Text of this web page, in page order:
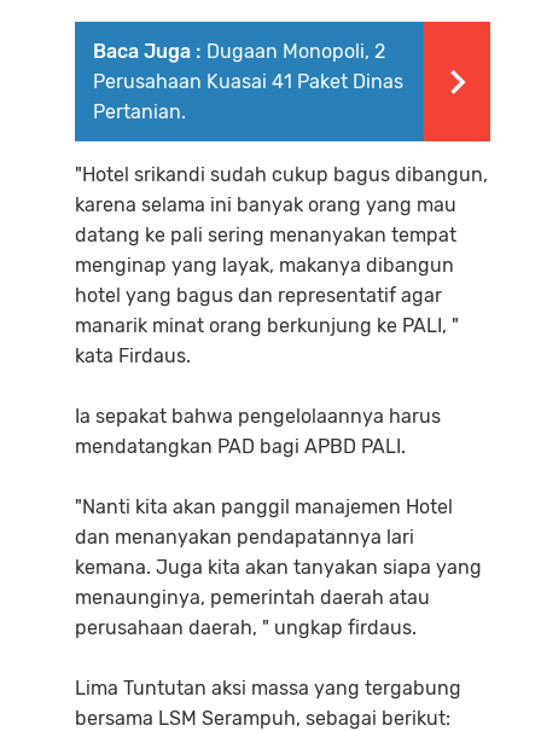
Baca Juga : Dugaan Monopoli, 2
Perusahaan Kuasai 41 Paket Dinas
Pertanian.
"Hotel srikandi sudah cukup bagus dibangun,
karena selama ini banyak orang yang mau
datang ke pali sering menanyakan tempat
menginap yang layak, makanya dibangun
hotel yang bagus dan representatif agar
manarik minat orang berkunjung ke PALI, "
kata Firdaus.
Ia sepakat bahwa pengelolaannya harus
mendatangkan PAD bagi APBD PALI.
"Nanti kita akan panggil manajemen Hotel
dan menanyakan pendapatannya lari
kemana. Juga kita akan tanyakan siapa yang
menaunginya, pemerintah daerah atau
perusahaan daerah, " ungkap firdaus.
Lima Tuntutan aksi massa yang tergabung
bersama LSM Serampuh, sebagai berikut: